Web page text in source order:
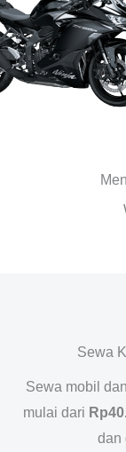
Sewa
Sewa mobil
mulai dari
dan